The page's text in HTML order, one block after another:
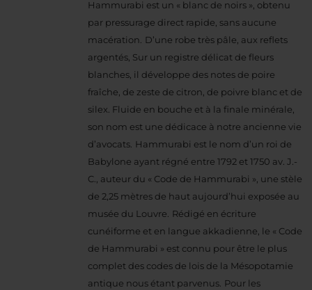
Hammurabi est un « blanc de noirs », obtenu
par pressurage direct rapide, sans aucune
macération. D’une robe très pâle, aux reflets
argentés, Sur un registre délicat de fleurs
blanches, il développe des notes de poire
fraîche, de zeste de citron, de poivre blanc et de
silex. Fluide en bouche et à la finale minérale,
son nom est une dédicace à notre ancienne vie
d’avocats. Hammurabi est le nom d’un roi de
Babylone ayant régné entre 1792 et 1750 av. J.-
C., auteur du « Code de Hammurabi », une stèle
de 2,25 mètres de haut aujourd’hui exposée au
musée du Louvre. Rédigé en écriture
cunéiforme et en langue akkadienne, le « Code
de Hammurabi » est connu pour être le plus
complet des codes de lois de la Mésopotamie
antique nous étant parvenus. Pour les